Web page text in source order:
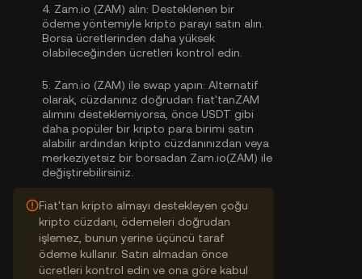
4. Zam.io (ZAM) alın: Desteklenen bir
ödeme yöntemiyle kripto parayı satın alın.
Borsa ücretlerinden daha yüksek
olabileceğinden ücretleri kontrol edin.
5. Zam.io (ZAM) ile swap yapın: Alternatif
olarak, cüzdanınız doğrudan fiat'tanZAM
alımını desteklemiyorsa, önce USDT gibi
daha popüler bir kripto para birimi satın
alabilir ardından kripto cüzdanınızdan veya
merkeziyetsiz bir borsadan Zam.io(ZAM) ile
değiştirebilirsiniz.
Fiat'tan kripto almayı destekleyen çoğu
kripto cüzdanı, ödemeleri doğrudan
işlemez, bunun yerine üçüncü taraf
ödeme kullanır. Satın almadan önce
ücretleri kontrol edin ve ona göre kabul